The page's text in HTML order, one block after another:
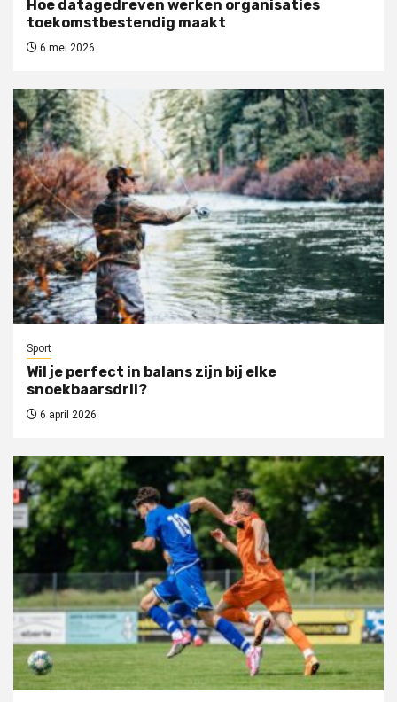
Hoe datagedreven werken organisaties
toekomstbestendig maakt
6 mei 2026
Sport
Wil je perfect in balans zijn bij elke
snoekbaarsdril?
6 april 2026